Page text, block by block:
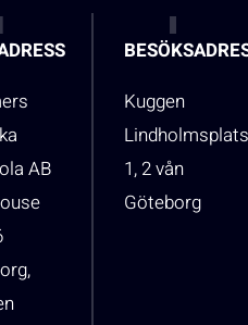
AB
Kuggen
1, 2 vån
Göteborg